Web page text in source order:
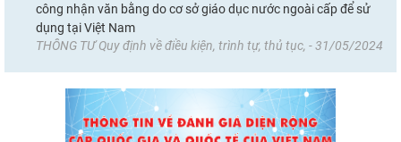
công nhận văn bằng do cơ sở giáo dục nước ngoài cấp để sử
dụng tại Việt Nam
THÔNG TƯ Quy định về điều kiện, trình tự, thủ tục, - 31/05/2024